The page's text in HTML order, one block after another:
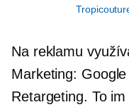
Na reklamu
Marketing:
Retargeting. To